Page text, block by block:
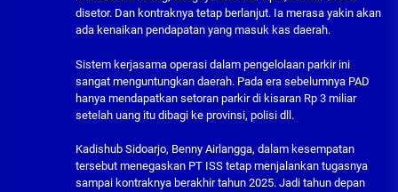
disetor. Dan kontraknya tetap berlanjut. Ia merasa yakin akan
ada kenaikan pendapatan yang masuk kas daerah.
Sistem kerjasama operasi dalam pengelolaan parkir ini
sangat menguntungkan daerah. Pada era sebelumnya PAD
hanya mendapatkan setoran parkir di kisaran Rp 3 miliar
setelah uang itu dibagi ke provinsi, polisi dll.
Kadishub Sidoarjo, Benny Airlangga, dalam kesempatan
tersebut menegaskan PT ISS tetap menjalankan tugasnya
sampai kontraknya berakhir tahun 2025. Jadi tahun depan